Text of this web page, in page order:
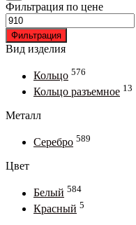
Фильтрация по цене
Минимальная
цена
Фильтрация
Вид изделия
Кольцо 576
Кольцо разъемное 13
Металл
Серебро 589
Цвет
Белый 584
Красный 5